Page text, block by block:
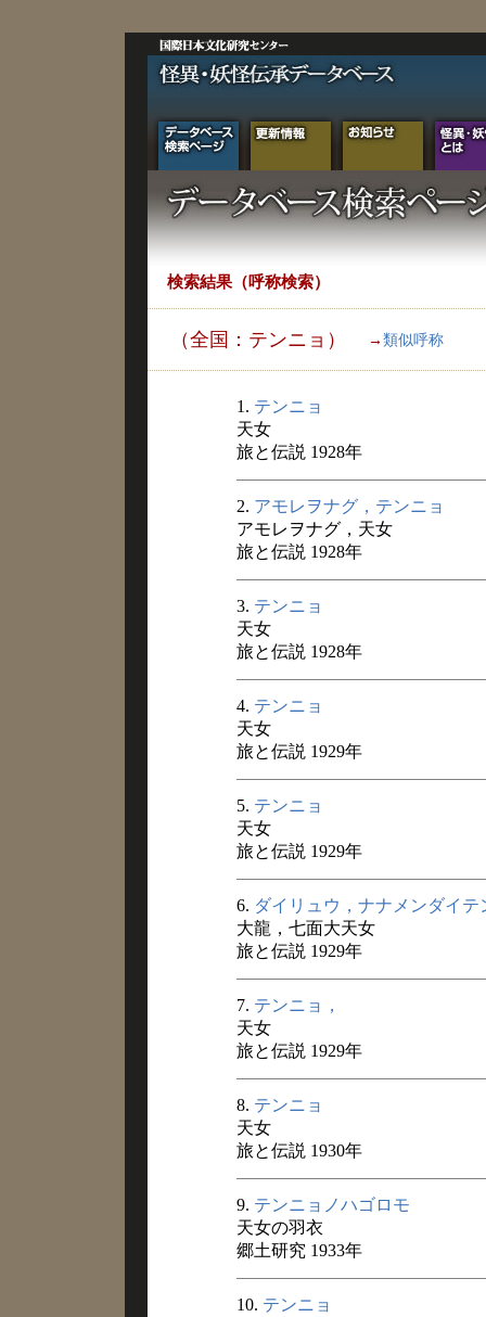
検索結果（呼称検索）
（全国：テンニョ） → 類似呼称
1. テンニョ
天女
旅と伝説 1928年
2. アモレヲナグ，テンニョ
アモレヲナグ，天女
旅と伝説 1928年
3. テンニョ
天女
旅と伝説 1928年
4. テンニョ
天女
旅と伝説 1929年
5. テンニョ
天女
旅と伝説 1929年
6. ダイリュウ，ナナメンダイテ
大龍，七面大天女
旅と伝説 1929年
7. テンニョ，
天女
旅と伝説 1929年
8. テンニョ
天女
旅と伝説 1930年
9. テンニョノハゴロモ
天女の羽衣
郷土研究 1933年
10. テンニョ